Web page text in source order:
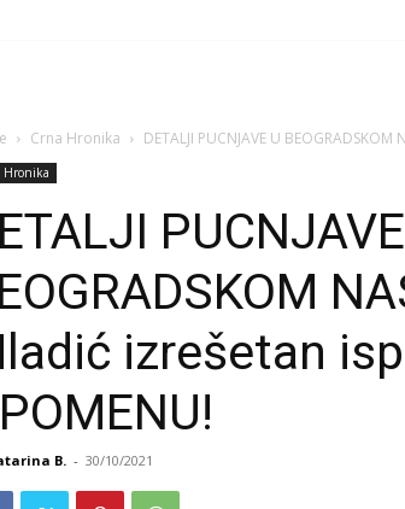
Crna Hronika DETALJI PUCNJAVE U
Hronika
izrešetan
B. - 30/10/2021